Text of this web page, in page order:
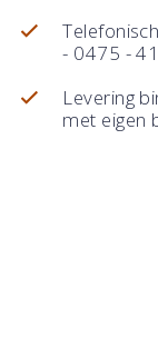
- 0475 -
Levering
met eigen